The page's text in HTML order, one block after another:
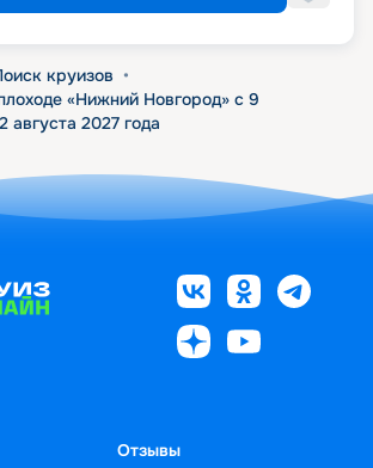
круизов •
«Нижний Новгород» с 9
августа 2027 года
Отзывы